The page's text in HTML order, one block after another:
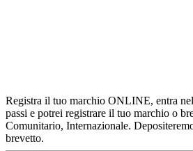
Registra il tuo marchio ONLINE, entra
passi e potrei registrare il tuo marchio o
Comunitario, Internazionale.
brevetto.